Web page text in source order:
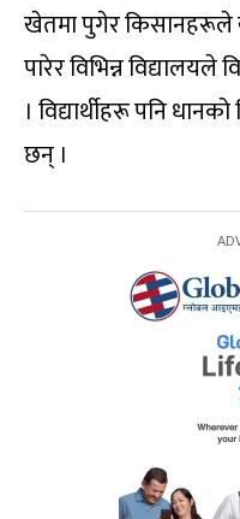
खेतमा पुगेर
पारेर विभिन्न विद्यालयले
। विद्यार्थीहरू पनि
छन् ।